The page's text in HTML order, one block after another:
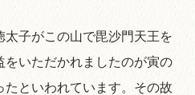
太子がこの山で毘沙門天王を
をいただかれましたのが寅の
といわれています。その故